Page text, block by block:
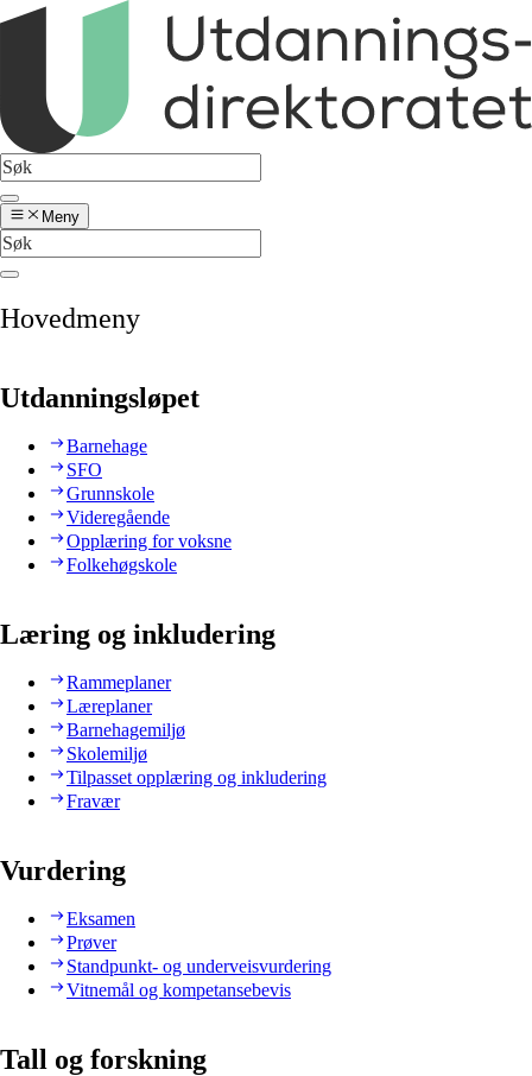
Meny
Hovedmeny
Utdanningsløpet
Barnehage
SFO
Grunnskole
Videregående
Opplæring for voksne
Folkehøgskole
Læring og inkludering
Rammeplaner
Læreplaner
Barnehagemiljø
Skolemiljø
Tilpasset opplæring og inkludering
Fravær
Vurdering
Eksamen
Prøver
Standpunkt- og underveisvurdering
Vitnemål og kompetansebevis
Tall og forskning